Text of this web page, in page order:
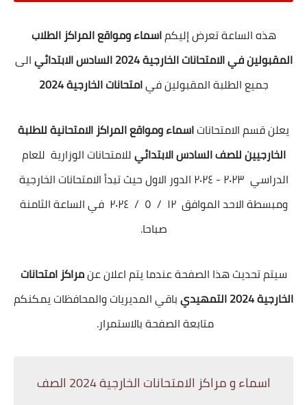
هذه الساعة تعرض إليكماسماء ومواقع المراكز الطلاب
المقبولين في الامتحانات الخارجية 2024 السادس الابتدائي
الى
جميع الطلبة المقبولين فيامتحانات الخارجية 2024
يعلن قسم الامتحاناتاسماء ومواقع المراكز الامتحانية للطلبة
الخارجيين للصف السادس الابتدائيللامتحانات الوزارية للعام
الدراسي ٢٠٢٣ - ٢٠٢٤ الدور الاول حيث تبدأ الامتحانات الخارجية
ومبسطة الاحد الموافق ١٢ / ٥ / ٢٠٢٤ في الساعة الثامنة
صباحا.
سيتم تحديث هذا الصفحة عندما يتم اعلان عنمراكز امتحانات
الخارجية 2024 التمهيدي
باقي المديريات والمحافظات يمكنكم
متابعة الصفحة بالاستمرار.
اسماء و مراكز الامتحانات الخارجية 2024 الصف